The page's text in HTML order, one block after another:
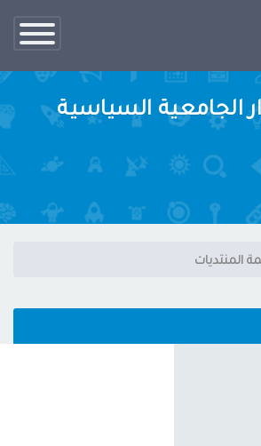
تبديل
الناف
الجامعية السياسية
المنتديات